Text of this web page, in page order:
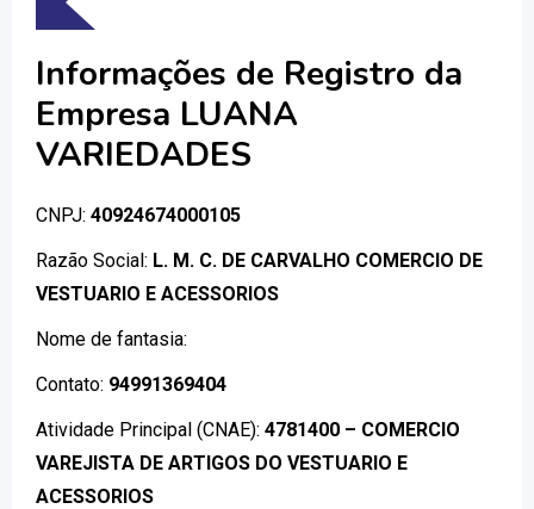
Informações de Registro da
Empresa LUANA
VARIEDADES
CNPJ: 40924674000105
Razão Social: L. M. C. DE CARVALHO COMERCIO DE
VESTUARIO E ACESSORIOS
Nome de fantasia:
Contato: 94991369404
Atividade Principal (CNAE): 4781400 – COMERCIO
VAREJISTA DE ARTIGOS DO VESTUARIO E
ACESSORIOS